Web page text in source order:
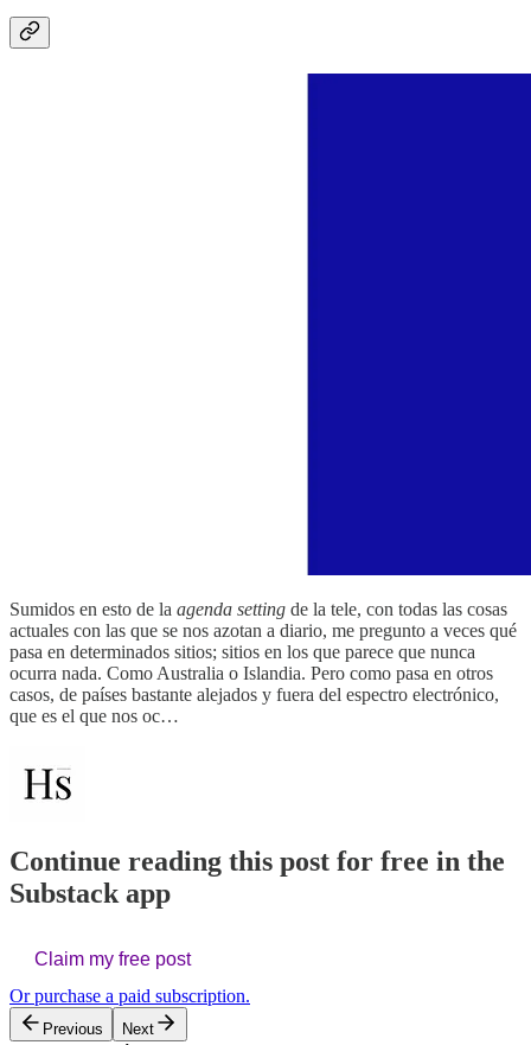
Sumidos en esto de la agenda setting de la tele, con todas las cosas
actuales con las que se nos azotan a diario, me pregunto a veces qué
pasa en determinados sitios; sitios en los que parece que nunca
ocurra nada. Como Australia o Islandia. Pero como pasa en otros
casos, de países bastante alejados y fuera del espectro electrónico,
que es el que nos oc…
Continue reading this post for free in the
Substack app
Claim my free post
Or purchase a paid subscription.
Previous Next